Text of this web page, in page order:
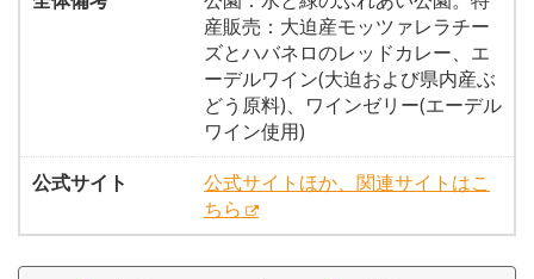
産販売：大迫産モッツァレラチー
ズとハバネロのレッドカレー、エ
ーデルワイン(大迫および県内産ぶ
どう原料)、ワインゼリー(エーデル
ワイン使用)
公式サイト
公式サイトほか、関連サイトはこ
ちら